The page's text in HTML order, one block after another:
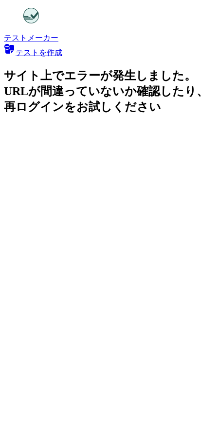
テストメーカー
テストを作成
サイト上でエラーが発生しました。
URLが間違っていないか確認したり、
再ログインをお試しください